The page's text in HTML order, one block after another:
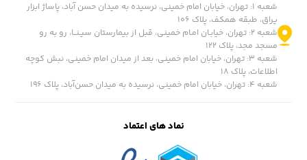
شعبه ۱: تهران، خیابان امام خمینی، نرسیده به میدان حسن آباد، پاساژ ابزار
یراق، طبقه همکف، پلاک ۱۰۶
شعبه ۲: تهران، خیابـان امـام خمینی، قبل از بیمارستان سیـنــا، رو به رو
مسجد مجد، پلاک ۱۲۲
شعبه ۳: تهران، خیابان امام خمینی، بعد از میدان امام خمینی، نبش کوچه
اطلاعات، پلاک ۱۸
شعبه ۴: تهران، خیابان امام خمینی، نرسیده به میدان حسن‌آباد، پلاک ١۹۶
نماد های اعتماد